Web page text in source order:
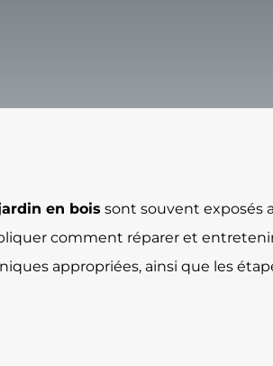
en bois sont souvent exposés
comment réparer et
appropriées, ainsi que les